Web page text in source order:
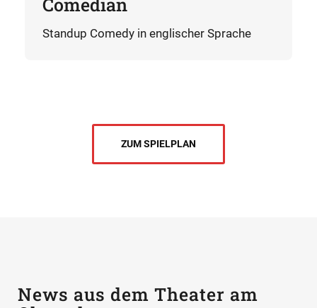
Comedian
Standup Comedy in englischer Sprache
ZUM SPIELPLAN
News aus dem Theater am